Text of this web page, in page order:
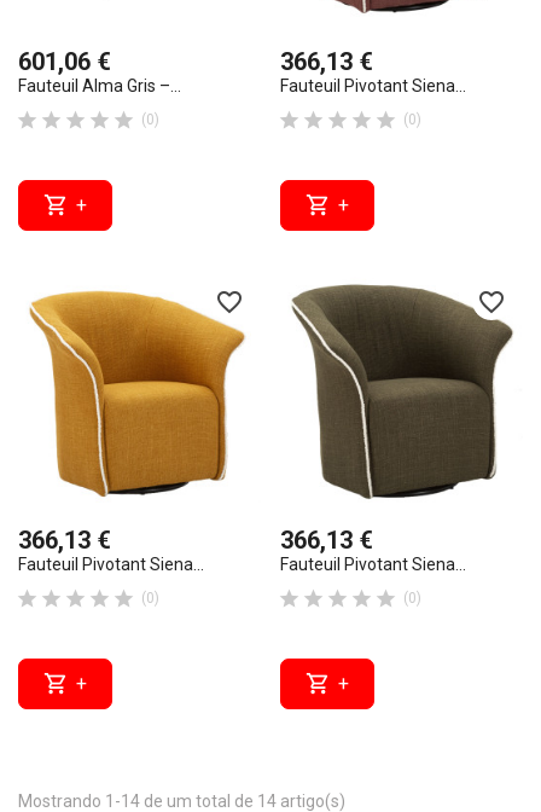
601,06 €
Fauteuil Alma Gris –...
     (0)
 +
366,13 €
Fauteuil Pivotant Siena...
     (0)
 +
favorite_border
366,13 €
Fauteuil Pivotant Siena...
     (0)
 +
favorite_border
366,13 €
Fauteuil Pivotant Siena...
     (0)
 +
Mostrando 1-14 de um total de 14 artigo(s)